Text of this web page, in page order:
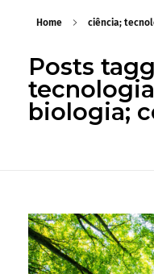
Home ciência;
Posts
biologia;